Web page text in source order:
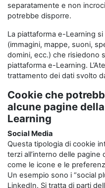
separatamente e non
potrebbe disporre.
La piattaforma e-Learning
(immagini, mappe, suoni,
domini, ecc.) che risiedono
piattaforma e-Learning.
trattamento dei dati svolto
Cookie che
alcune pagine
Learning
Social Media
Questa tipologia di cookie
terzi all’interno delle
come le icone e le
Un esempio sono i “social
LinkedIn. Si tratta di parti